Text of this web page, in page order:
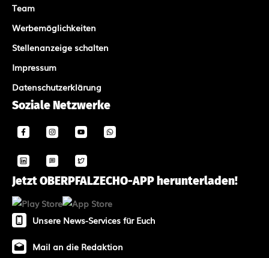
Team
Werbemöglichkeiten
Stellenanzeige schalten
Impressum
Datenschutzerklärung
Soziale Netzwerke
Jetzt OBERPFALZECHO-APP herunterladen!
Unsere News-Services für Euch
Mail an die Redaktion